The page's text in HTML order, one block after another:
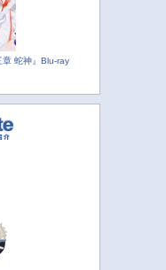
章 蛇神』Blu-ray